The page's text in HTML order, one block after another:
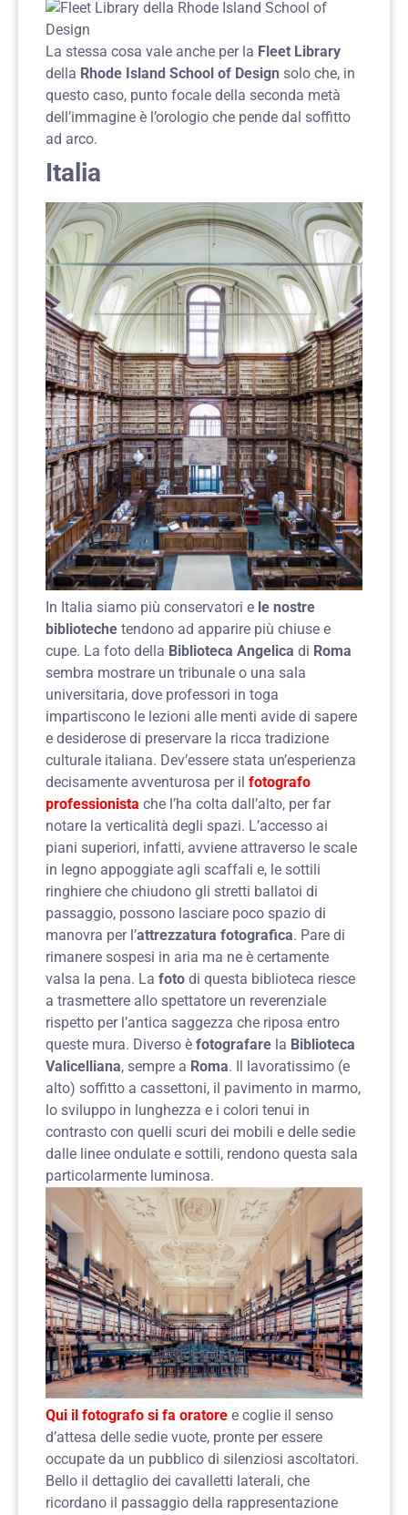
La stessa cosa vale anche per la Fleet Library
della Rhode Island School of Design solo che, in
questo caso, punto focale della seconda metà
dell’immagine è l’orologio che pende dal soffitto
ad arco.
Italia
In Italia siamo più conservatori e le nostre
biblioteche tendono ad apparire più chiuse e
cupe. La foto della Biblioteca Angelica di Roma
sembra mostrare un tribunale o una sala
universitaria, dove professori in toga
impartiscono le lezioni alle menti avide di sapere
e desiderose di preservare la ricca tradizione
culturale italiana. Dev’essere stata un’esperienza
decisamente avventurosa per il fotografo
professionista che l’ha colta dall’alto, per far
notare la verticalità degli spazi. L’accesso ai
piani superiori, infatti, avviene attraverso le scale
in legno appoggiate agli scaffali e, le sottili
ringhiere che chiudono gli stretti ballatoi di
passaggio, possono lasciare poco spazio di
manovra per l’attrezzatura fotografica. Pare di
rimanere sospesi in aria ma ne è certamente
valsa la pena. La foto di questa biblioteca riesce
a trasmettere allo spettatore un reverenziale
rispetto per l’antica saggezza che riposa entro
queste mura. Diverso è fotografare la Biblioteca
Valicelliana, sempre a Roma. Il lavoratissimo (e
alto) soffitto a cassettoni, il pavimento in marmo,
lo sviluppo in lunghezza e i colori tenui in
contrasto con quelli scuri dei mobili e delle sedie
dalle linee ondulate e sottili, rendono questa sala
particolarmente luminosa.
Qui il fotografo si fa oratore e coglie il senso
d’attesa delle sedie vuote, pronte per essere
occupate da un pubblico di silenziosi ascoltatori.
Bello il dettaglio dei cavalletti laterali, che
ricordano il passaggio della rappresentazione